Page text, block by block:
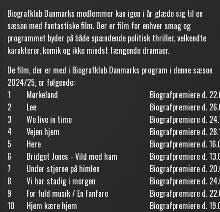
Biografklub Danmarks medlemmer kan igen i år glæde sig til en
sæson med fantastiske film. Der er film for enhver smag og
programmet byder på både spændende politisk thriller, velkendte
karakterer, komik og ikke mindst fængende dramaer.
De film, der er med i Biografklub Danmarks program i denne sæson
2024/25, er følgende:
1
Mørkeland
Biografpremiere d.
2
Lee
Biografpremiere d.
3
We live in time
Biografpremiere d.
4
Vejen hjem
Biografpremiere d.
5
Here
Biografpremiere d.
6
Bridget Jones - Vild med ham
Biografpremiere d.
7
Under stjerne på himlen
Biografpremiere d.
8
Vi har stadig i morgen
Biografpremiere d.
9
For fuld musik / En Fanfare
Biografpremiere d.
10
Hjem kære hjem
Biografpremiere d.